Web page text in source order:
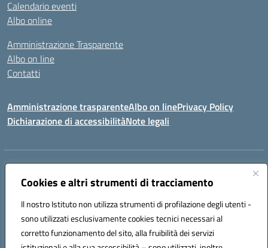
Cookies e altri strumenti di tracciamento
Il nostro Istituto non utilizza strumenti di profilazione degli utenti -
sono utilizzati esclusivamente cookies tecnici necessari al
corretto funzionamento del sito, alla fruibilità dei servizi
Calendario eventi
Albo online
Amministrazione Trasparente
Albo on line
Contatti
Amministrazione trasparenteAlbo on linePrivacy Policy
Dichiarazione di accessibilitàNote legali
Indirizzo:
Centralino:078170786 Email:caic875002@istruzione.it
Codice fiscale: 90027700922
Codice meccanografico:
CAIC875002
Codice unico di fatturazione (CUF): UFVRG0